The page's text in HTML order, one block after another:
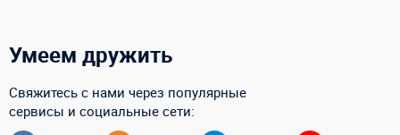
Умеем дружить
Свяжитесь с нами через популярные
сервисы и социальные сети: